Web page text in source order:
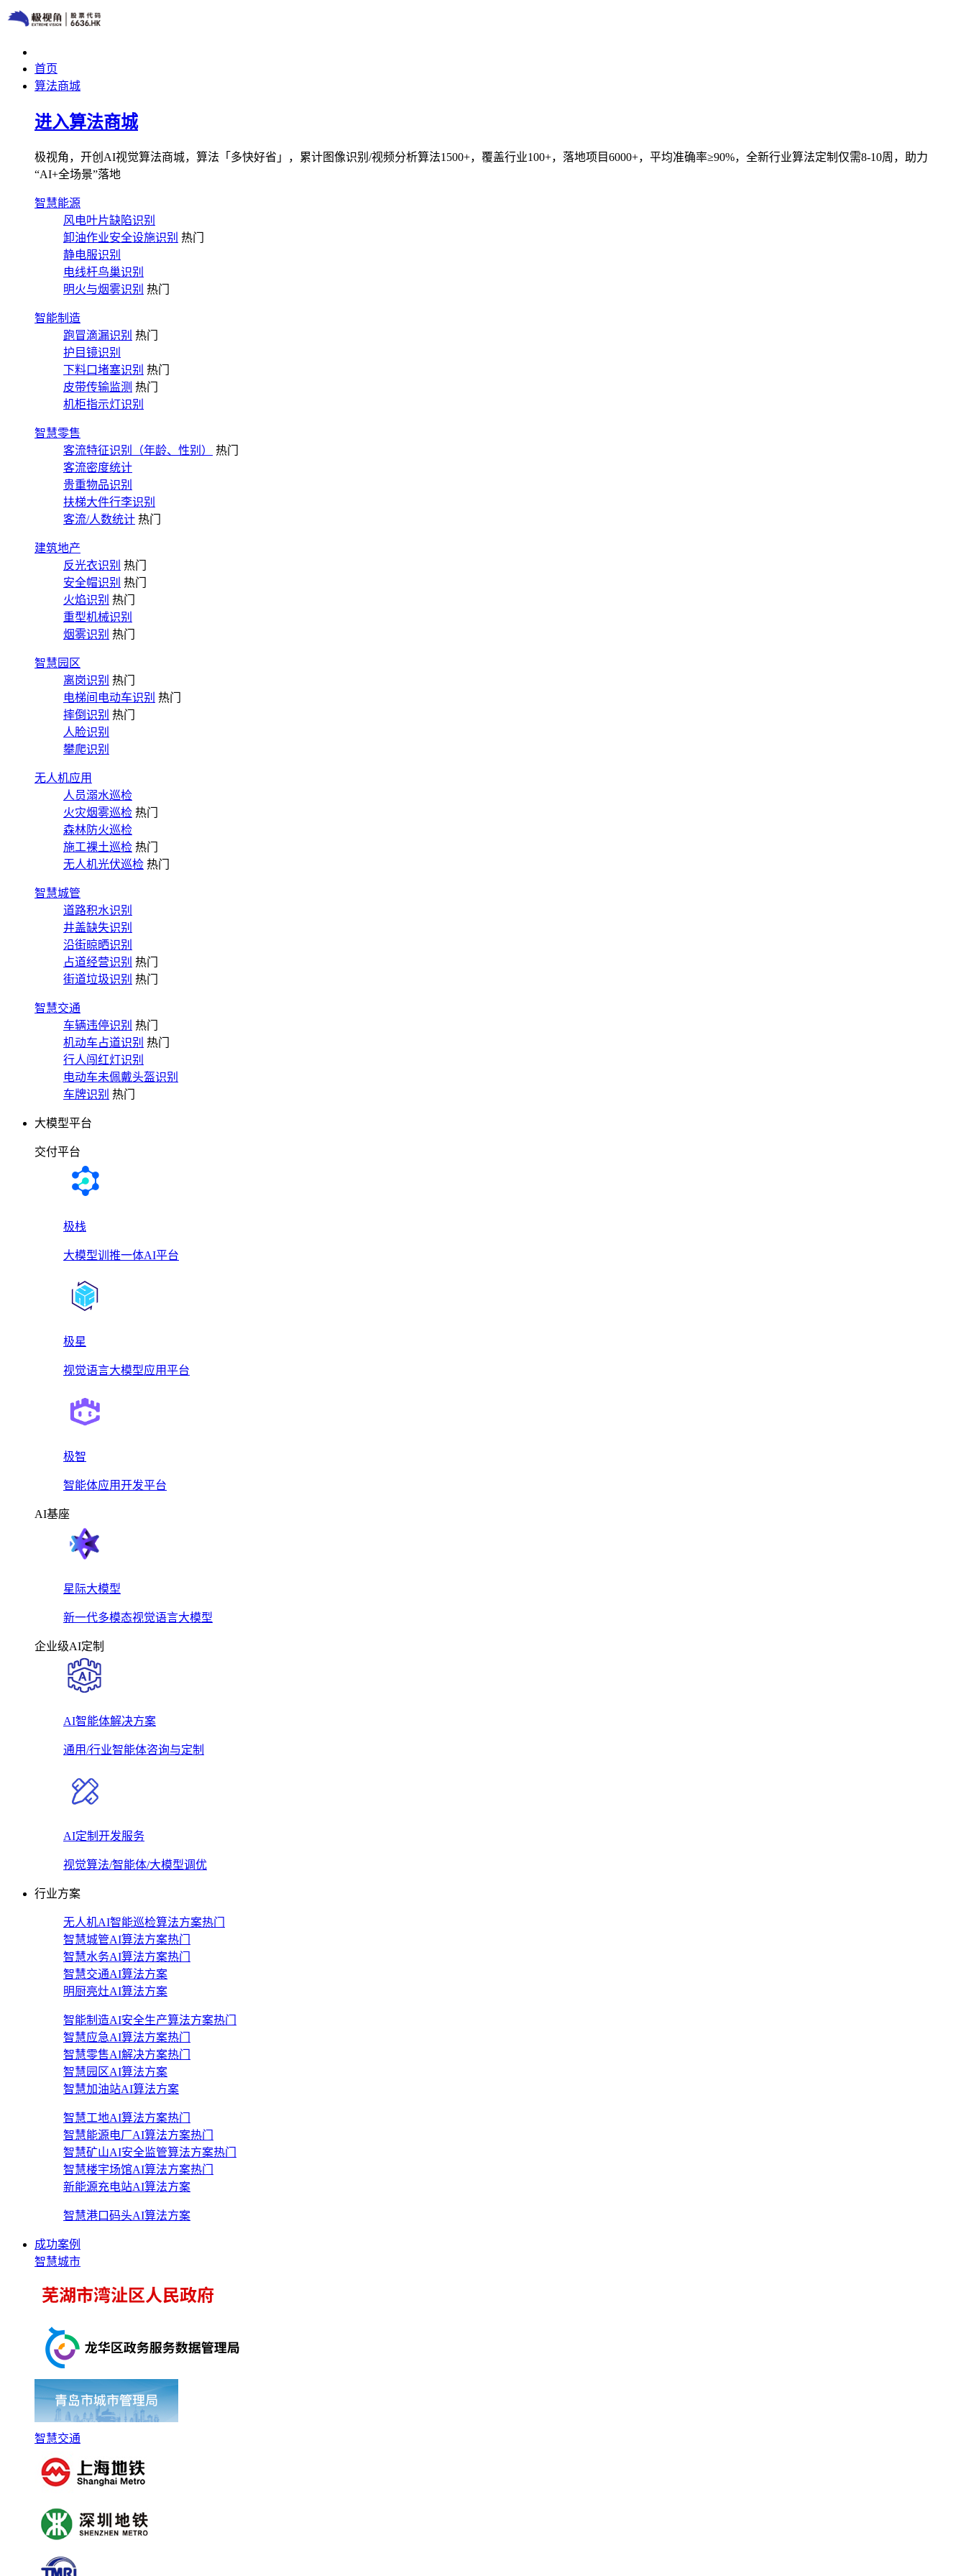
首页
算法商城
进入算法商城
极视角，开创AI视觉算法商城，算法「多快好省」，累计图像识别/视频分析算法1500+，覆盖行业100+，落地项目6000+，平均准确率≥90%，全新行业算法定制仅需8-10周，助力
“AI+全场景”落地
智慧能源
风电叶片缺陷识别
卸油作业安全设施识别 热门
静电服识别
电线杆鸟巢识别
明火与烟雾识别 热门
智能制造
跑冒滴漏识别 热门
护目镜识别
下料口堵塞识别 热门
皮带传输监测 热门
机柜指示灯识别
智慧零售
客流特征识别（年龄、性别）
热门
客流密度统计
贵重物品识别
扶梯大件行李识别
客流/人数统计 热门
建筑地产
反光衣识别 热门
安全帽识别 热门
火焰识别 热门
重型机械识别
烟雾识别 热门
智慧园区
离岗识别 热门
电梯间电动车识别 热门
摔倒识别 热门
人脸识别
攀爬识别
无人机应用
人员溺水巡检
火灾烟雾巡检 热门
森林防火巡检
施工裸土巡检 热门
无人机光伏巡检 热门
智慧城管
道路积水识别
井盖缺失识别
沿街晾晒识别
占道经营识别 热门
街道垃圾识别 热门
智慧交通
车辆违停识别 热门
机动车占道识别 热门
行人闯红灯识别
电动车未佩戴头盔识别
车牌识别 热门
大模型平台
交付平台
极栈
大模型训推一体AI平台
极星
视觉语言大模型应用平台
极智
智能体应用开发平台
AI基座
星际大模型
新一代多模态视觉语言大模型
企业级AI定制
AI智能体解决方案
通用/行业智能体咨询与定制
AI定制开发服务
视觉算法/智能体/大模型调优
行业方案
无人机AI智能巡检算法方案热门
智慧城管AI算法方案热门
智慧水务AI算法方案热门
智慧交通AI算法方案
明厨亮灶AI算法方案
智能制造AI安全生产算法方案热门
智慧应急AI算法方案热门
智慧零售AI解决方案热门
智慧园区AI算法方案
智慧加油站AI算法方案
智慧工地AI算法方案热门
智慧能源电厂AI算法方案热门
智慧矿山AI安全监管算法方案热门
智慧楼宇场馆AI算法方案热门
新能源充电站AI算法方案
智慧港口码头AI算法方案
成功案例
智慧城市
智慧交通